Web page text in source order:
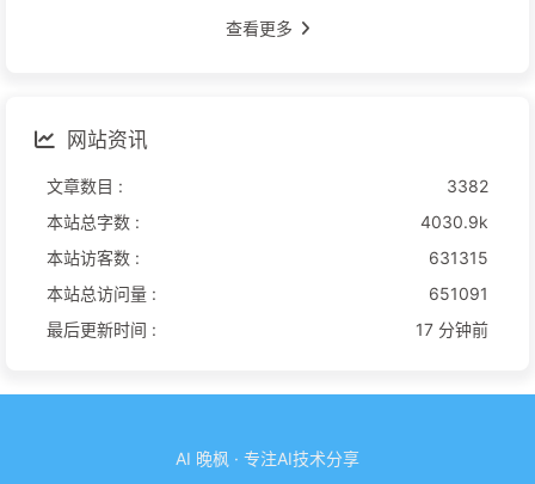
查看更多
网站资讯
文章数目 :
3382
本站总字数 :
4030.9k
本站访客数 :
631315
本站总访问量 :
651091
最后更新时间 :
17 分钟前
AI 晚枫 · 专注AI技术分享